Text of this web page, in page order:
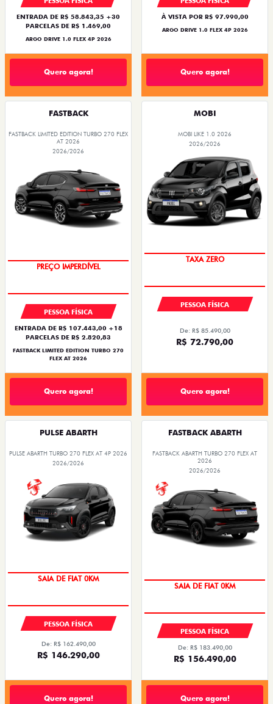
ENTRADA DE R$ 58.843,35 +30
PARCELAS DE R$ 1.469,00
ARGO DRIVE 1.0 FLEX 4P 2026
Quero agora!
À VISTA POR R$ 97.990,00
ARGO DRIVE 1.0 FLEX 4P 2026
Quero agora!
FASTBACK
FASTBACK LIMITED EDITION TURBO 270 FLEX
AT 2026
2026/2026
PREÇO IMPERDÍVEL
PESSOA FÍSICA
ENTRADA DE R$ 107.443,00 +18
PARCELAS DE R$ 2.820,83
FASTBACK LIMITED EDITION TURBO 270
FLEX AT 2026
Quero agora!
MOBI
MOBI LIKE 1.0 2026
2026/2026
TAXA ZERO
PESSOA FÍSICA
De: R$ 85.490,00
R$ 72.790,00
Quero agora!
PULSE ABARTH
PULSE ABARTH TURBO 270 FLEX AT 4P 2026
2026/2026
SAIA DE FIAT 0KM
PESSOA FÍSICA
De: R$ 162.490,00
R$ 146.290,00
Quero agora!
FASTBACK ABARTH
FASTBACK ABARTH TURBO 270 FLEX AT
2026
2026/2026
SAIA DE FIAT 0KM
PESSOA FÍSICA
De: R$ 183.490,00
R$ 156.490,00
Quero agora!